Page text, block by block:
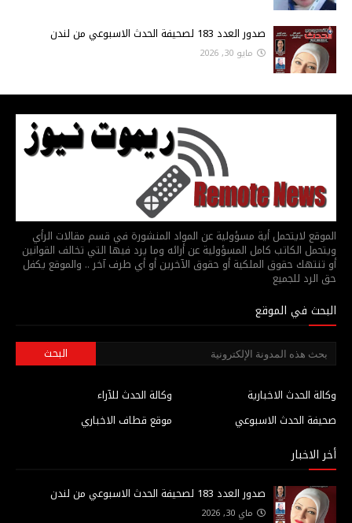
صدور العدد 183 لصحيفة الحدث الاسبوعي من لندن
مايو 30, 2026
الموقع لايتحمل أية مسؤولية عن المواد المنشورة في قسم مقالات الرأي
ويتحمل الكاتب كامل المسؤولية عن أرائه وما يرد فيها التي تخالف القوانين
أو تنتهك حقوق الملكية أو حقوق الآخرين أو أي طرف آخر .. والموقع يكفل
حق الرد للجميع
البحث في الموقع
وكالة الحدث للآراء
وكالة الحدث الاخبارية
موقع قطاف الاخباري
صحيفة الحدث الاسبوعي
أخر الاخبار
صدور العدد 183 لصحيفة الحدث الاسبوعي من لندن
ماي 30, 2026